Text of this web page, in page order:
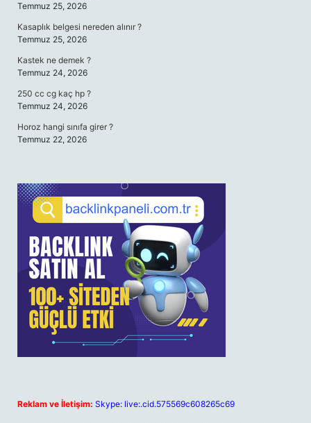
Temmuz 25, 2026
Kasaplık belgesi nereden alınır ?
Temmuz 25, 2026
Kastek ne demek ?
Temmuz 24, 2026
250 cc cg kaç hp ?
Temmuz 24, 2026
Horoz hangi sınıfa girer ?
Temmuz 22, 2026
Reklam ve İletişim: Skype: live:.cid.575569c608265c69